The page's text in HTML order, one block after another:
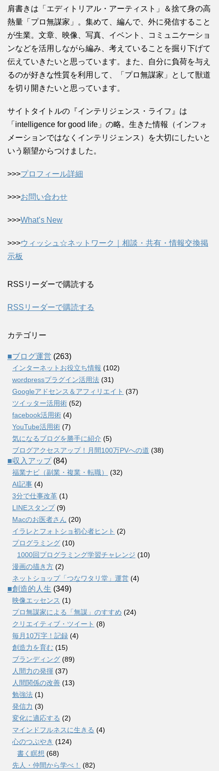
肩書きは「エディトリアル・アーティスト」＆捨て身の高
熱量「プロ無謀家」。集めて、編んで、外に発信すること
が生業。文章、映像、写真、イベント、コミュニケーショ
ンなどを活用しながら編み、考えていることを掘り下げて
伝えていきたいと思っています。また、自分に負荷を与え
るのが好きな性質を利用して、「プロ無謀家」として獣道
を切り開きたいと思っています。
サイトタイトルの『インテリジェンス・ライフ』は
「intelligence for good life」の略。生きた情報（インフォ
メーションではなくインテリジェンス）を大切にしたいと
いう願望からつけました。
>>>プロフィール詳細
>>>お問い合わせ
>>>What’s New
>>>ウィッシュ☆ネットワーク｜相談・共有・情報交換掲
示板
RSSリーダーで購読する
RSSリーダーで購読する
カテゴリー
■ブログ運営 (263)
インターネットお役立ち情報 (102)
wordpressプラグイン活用法 (31)
Googleアドセンス＆アフィリエイト (37)
ツイッター活用術 (52)
facebook活用術 (4)
YouTube活用術 (7)
気になるブログを勝手に紹介 (5)
ブログアクセスアップ！月間100万PVへの道 (38)
■収入アップ(84)
福業ナビ（副業・複業・転職）
(32)
AI記事 (4)
3分で仕事改革 (1)
LINEスタンプ(9)
Macのお医者さん (20)
イラレとフォトショ初心者ヒント (2)
プログラミング (10)
1000回プログラミング学習チャレンジ (10)
漫画の描き方 (2)
ネットショップ「つなワタリ堂」運営 (4)
■創造的人生 (349)
映像エッセンス (1)
プロ無謀家による「無謀」のすすめ (24)
クリエイティブ・ツイート (8)
毎月10万字！記録 (4)
創造力を育む (15)
ブランディング (89)
人間力の発揮 (37)
人間関係の改善 (13)
勉強法 (1)
発信力 (3)
変化に適応する (2)
マインドフルネスに生きる (4)
心のつぶやき (124)
書く瞑想 (68)
先人・仲間から学べ！
(82)